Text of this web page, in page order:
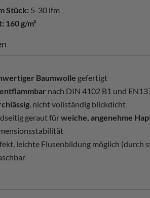
Stück: 5-30 lfm
160 g/m²
Baumwolle gefertigt
nach DIN 4102 B1 und
, nicht vollständig blickdicht
geraut fürweiche, angenehme
leichte Flusenbildung möglich (durch